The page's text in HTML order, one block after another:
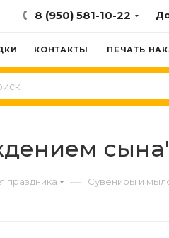
8 (950) 581-10-22
КОНТАКТЫ ПЕЧАТЬ
праздника — Сувениры и